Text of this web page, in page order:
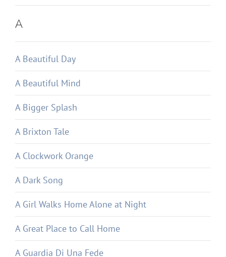
A
A Beautiful Day
A Beautiful Mind
A Bigger Splash
A Brixton Tale
A Clockwork Orange
A Dark Song
A Girl Walks Home Alone at Night
A Great Place to Call Home
A Guardia Di Una Fede